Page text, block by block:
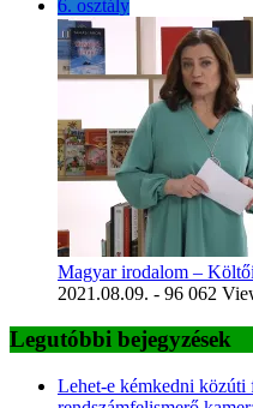
6. osztály
Magyar irodalom –
2021.08.09. - 96 062
Legutóbbi bejegyzések
Lehet-e kémkedni közúti